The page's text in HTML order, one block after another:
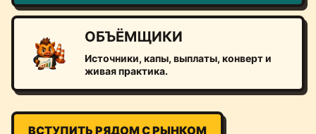
ОБЪЁМЩИКИ
Источники, капы, выплаты, конверт и
живая практика.
ВСТУПИТЬ РЯДОМ С РЫНКОМ